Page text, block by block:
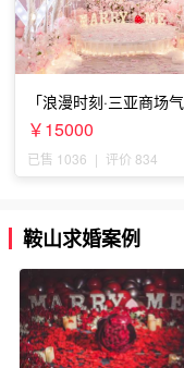
「浪漫时刻·三亚商场
惊喜求婚」
￥15000
已售 1036 | 评价 834
鞍山求婚案例